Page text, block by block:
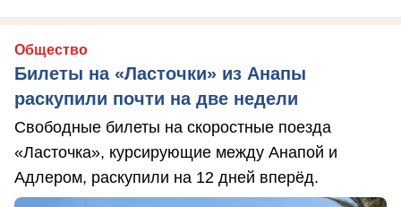
Общество
Билеты на «Ласточки» из Анапы
раскупили почти на две недели
Свободные билеты на скоростные поезда
«Ласточка», курсирующие между Анапой и
Адлером, раскупили на 12 дней вперёд.